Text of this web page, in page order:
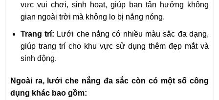
vực vui chơi, sinh hoạt, giúp bạn tận hưởng không
gian ngoài trời mà không lo bị nắng nóng.
Trang trí: Lưới che nắng có nhiều màu sắc đa dạng,
giúp trang trí cho khu vực sử dụng thêm đẹp mắt và
sinh động.
Ngoài ra, lưới che nắng đa sắc còn có một số công
dụng khác bao gồm: